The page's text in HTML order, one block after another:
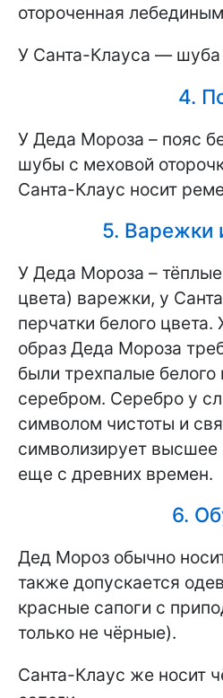
отороченная
У Санта-Клауса — шуба
4.
У Деда Мороза – пояс
шубы с меховой
Санта-Клаус носит
5. Варежки
У Деда Мороза –
цвета) варежки, у
перчатки белого цвета.
образ Деда Мороза
были трехпалые
серебром. Серебро у
символом чистоты и
символизирует
еще с древних времен.
6.
Дед Мороз обычно
также допускается
красные сапоги с
только не чёрные).
Санта-Клаус же носит